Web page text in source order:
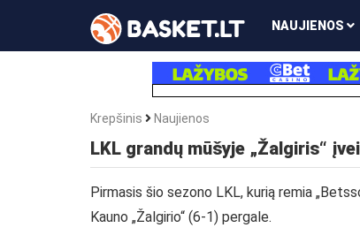
NAUJIENOS
Krepšinis Naujienos
LKL grandų mūšyje „Žalgiris“
Pirmasis šio sezono LKL, kurią remia
Kauno „Žalgirio“ (6-1) pergale.